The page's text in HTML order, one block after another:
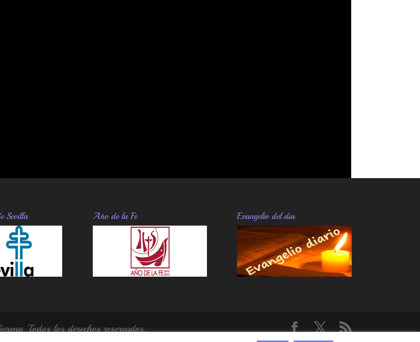
Sevilla Año de la Fe Evangelio del dia
Todos los derechos reservados.